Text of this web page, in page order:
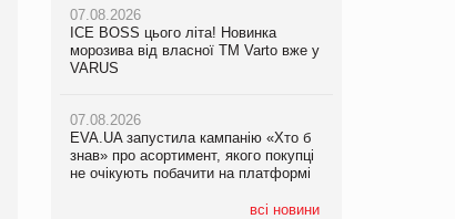
07.08.2026
ICE BOSS цього літа! Новинка
морозива від власної ТМ Varto вже у
VARUS
07.08.2026
EVA.UA запустила кампанію «Хто б
знав» про асортимент, якого покупці
не очікують побачити на платформі
всі новини
07.08.2026
ICE BOSS цього літа! Новинка
морозива від власної ТМ Varto вже у
VARUS
07.08.2026
EVA.UA запустила кампанію «Хто б
знав» про асортимент, якого покупці
не очікують побачити на платформі
07.08.2026
Франція заборонила рекламні дзвінки